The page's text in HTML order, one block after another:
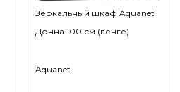
Зеркальный шкаф Aquanet
Донна 100 см (венге)
Aquanet